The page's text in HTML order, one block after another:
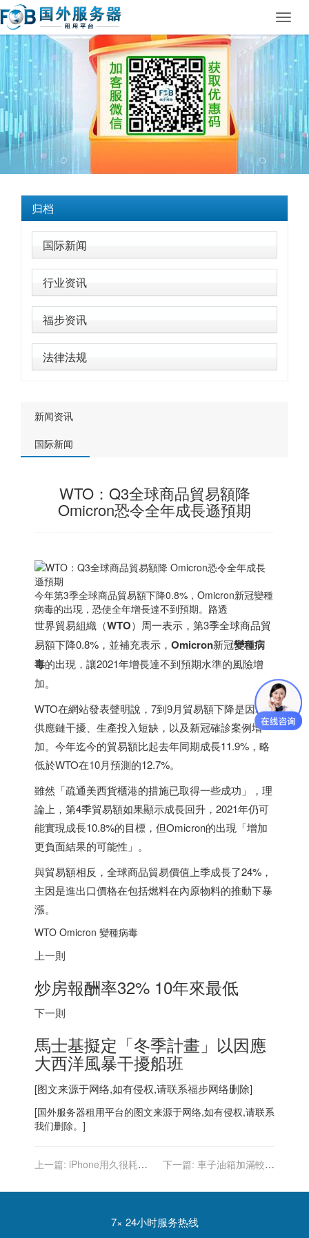
归档
国际新闻
行业资讯
福步资讯
法律法规
新闻资讯
国际新闻
WTO：Q3全球商品貿易額降
Omicron恐令全年成長遜預期
今年第3季全球商品貿易額下降0.8%，Omicron新冠變種
病毒的出現，恐使全年增長達不到預期。路透
世界貿易組織（WTO）周一表示，第3季全球商品貿
易額下降0.8%，並補充表示， Omicron新冠變種病
毒的出現，讓2021年增長達不到預期水準的風險增
加。
WTO在網站發表聲明說，7到9月貿易額下降是因為
供應鏈干擾、生產投入短缺，以及新冠確診案例增
加。今年迄今的貿易額比起去年同期成長11.9%，略
低於WTO在10月預測的12.7%。
雖然「疏通美西貨櫃港的措施已取得一些成功」，理
論上，第4季貿易額如果顯示成長回升，2021年仍可
能實現成長10.8%的目標，但Omicron的出現「增加
更負面結果的可能性」。
與貿易額相反，全球商品貿易價值上季成長了24%，
主因是進出口價格在包括燃料在內原物料的推動下暴
漲。
WTO Omicron 變種病毒
上一則
炒房報酬率32% 10年來最低
下一則
馬士基擬定「冬季計畫」以因應
大西洋風暴干擾船班
[图文来源于网络,如有侵权,请联系福步网络删除]
[国外服务器租用平台的图文来源于网络,如有侵权,请联系
我们删除。]
上一篇: iPhone用久很耗
超省電
下一篇: 車子油箱加滿較耗
風險更大
7× 24小时服务热线